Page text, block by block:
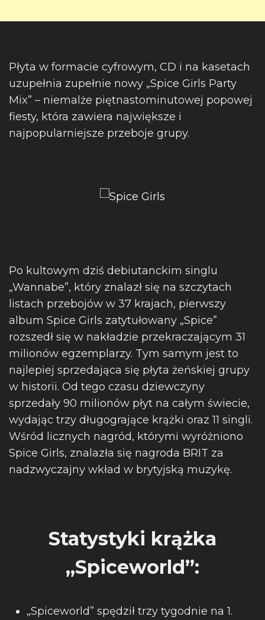
Płyta w formacie cyfrowym, CD i na kasetach
uzupełnia zupełnie nowy „Spice Girls Party
Mix” – niemalże piętnastominutowej popowej
fiesty, która zawiera największe i
najpopularniejsze przeboje grupy.
Po kultowym dziś debiutanckim singlu
„Wannabe”, który znalazł się na szczytach
listach przebojów w 37 krajach, pierwszy
album Spice Girls zatytułowany „Spice”
rozszedł się w nakładzie przekraczającym 31
milionów egzemplarzy. Tym samym jest to
najlepiej sprzedająca się płyta żeńskiej grupy
w historii. Od tego czasu dziewczyny
sprzedały 90 milionów płyt na całym świecie,
wydając trzy długogrające krążki oraz 11 singli.
Wśród licznych nagród, którymi wyróżniono
Spice Girls, znalazła się nagroda BRIT za
nadzwyczajny wkład w brytyjską muzykę.
Statystyki krążka
„Spiceworld”:
„Spiceworld” spędził trzy tygodnie na 1.